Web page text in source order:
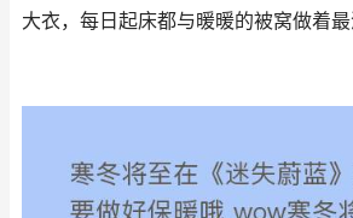
大衣，每日起床都与暖暖的被窝做着